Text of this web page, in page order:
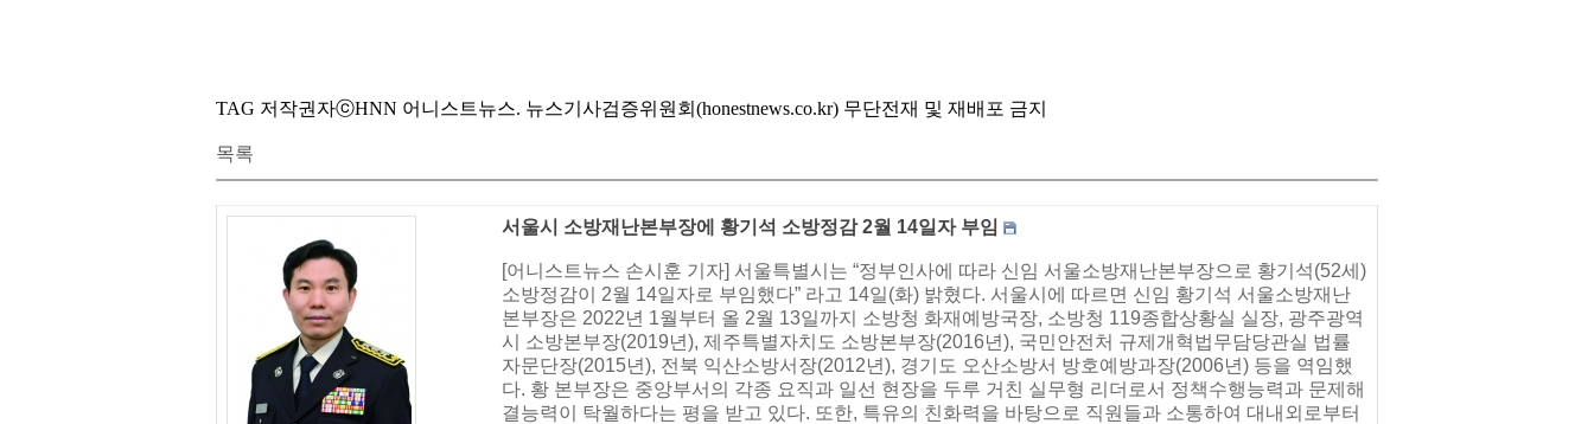
TAG 저작권자ⓒHNN 어니스트뉴스. 뉴스기사검증위원회(honestnews.co.kr) 무단전재 및 재배포 금지
목록
서울시 소방재난본부장에 황기석 소방정감 2월 14일자 부임
[어니스트뉴스 손시훈 기자] 서울특별시는 “정부인사에 따라 신임 서울소방재난본부장으로 황기석(52세)
소방정감이 2월 14일자로 부임했다” 라고 14일(화) 밝혔다. 서울시에 따르면 신임 황기석 서울소방재난
본부장은 2022년 1월부터 올 2월 13일까지 소방청 화재예방국장, 소방청 119종합상황실 실장, 광주광역
시 소방본부장(2019년), 제주특별자치도 소방본부장(2016년), 국민안전처 규제개혁법무담당관실 법률
자문단장(2015년), 전북 익산소방서장(2012년), 경기도 오산소방서 방호예방과장(2006년) 등을 역임했
다. 황 본부장은 중앙부서의 각종 요직과 일선 현장을 두루 거친 실무형 리더로서 정책수행능력과 문제해
결능력이 탁월하다는 평을 받고 있다. 또한, 특유의 친화력을 바탕으로 직원들과 소통하여 대내외로부터